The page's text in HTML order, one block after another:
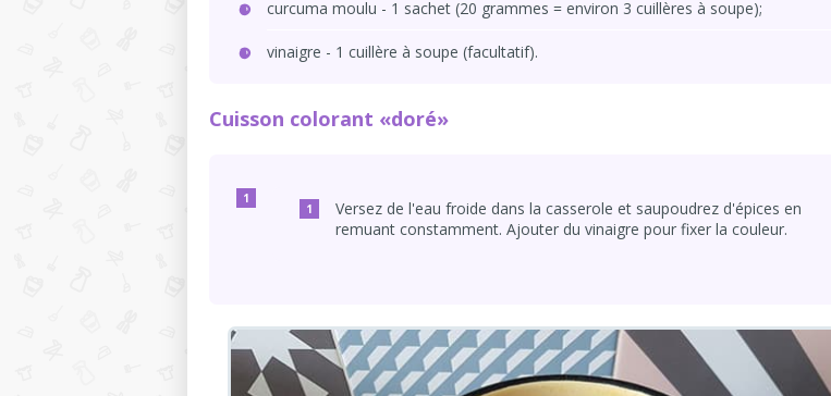
curcuma moulu - 1 sachet (20 grammes = environ 3 cuillères à soupe);
vinaigre - 1 cuillère à soupe (facultatif).
Cuisson colorant «doré»
Versez de l'eau froide dans la casserole et saupoudrez d'épices en
remuant constamment. Ajouter du vinaigre pour fixer la couleur.